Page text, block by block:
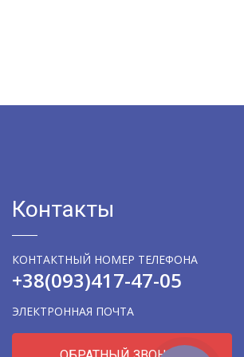
Контакты
КОНТАКТНЫЙ НОМЕР ТЕЛЕФОНА
+38(093)417-47-05
ЭЛЕКТРОННАЯ ПОЧТА